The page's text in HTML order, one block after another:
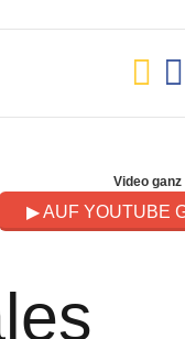
Video ganz
▶ AUF YOUTUBE